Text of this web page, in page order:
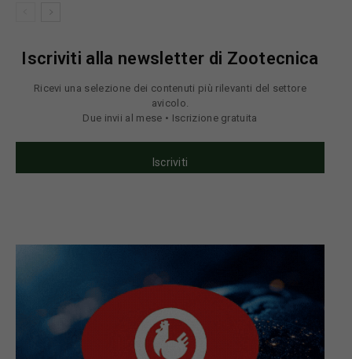
Iscriviti alla newsletter di Zootecnica
Ricevi una selezione dei contenuti più rilevanti del settore
avicolo.
Due invii al mese • Iscrizione gratuita
Iscriviti